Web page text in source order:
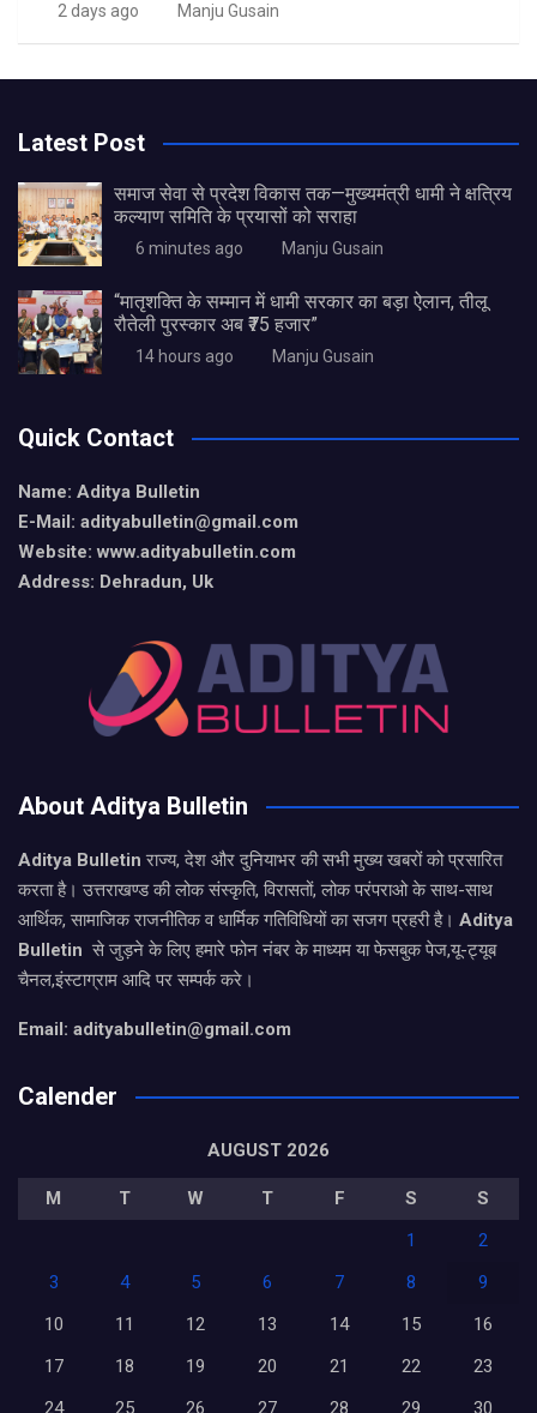
2 days ago Manju Gusain
Latest Post
समाज सेवा से प्रदेश विकास तक—मुख्यमंत्री धामी ने क्षत्रिय
कल्याण समिति के प्रयासों को सराहा
6 minutes ago Manju Gusain
“मातृशक्ति के सम्मान में धामी सरकार का बड़ा ऐलान, तीलू
रौतेली पुरस्कार अब ₹75 हजार”
14 hours ago Manju Gusain
Quick Contact
Name: Aditya Bulletin
E-Mail: adityabulletin@gmail.com
Website: www.adityabulletin.com
Address: Dehradun, Uk
About Aditya Bulletin
Aditya Bulletinराज्य, देश और दुनियाभर की सभी मुख्य खबरों को प्रसारित
करता है। उत्तराखण्ड की लोक संस्कृति, विरासतों, लोक परंपराओ के साथ-साथ
आर्थिक, सामाजिक राजनीतिक व धार्मिक गतिविधियों का सजग प्रहरी है। Aditya
Bulletin से जुड़ने के लिए हमारे फोन नंबर के माध्यम या फेसबुक पेज,यू-ट्यूब
चैनल,इंस्टाग्राम आदि पर सम्पर्क करे।
Email: adityabulletin@gmail.com
Calender
AUGUST 2026
M T W T F S
S
1
2
3
4 5 6 7 8
9
10
11 12 13 14 15
16
17
18 19 20 21 22
23
24
25 26 27 28 29 30